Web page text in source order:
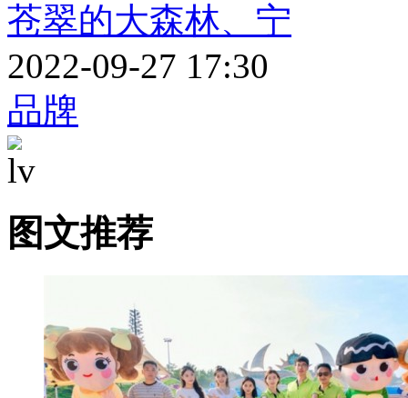
苍翠的大森林、宁
2022-09-27 17:30
品牌
图文推荐